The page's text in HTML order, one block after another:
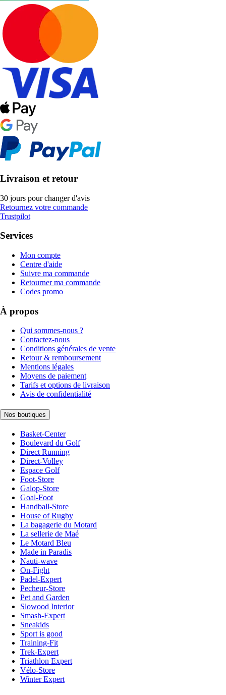
Livraison et retour
30 jours pour changer d'avis
Retournez votre commande
Trustpilot
Services
Mon compte
Centre d'aide
Suivre ma commande
Retourner ma commande
Codes promo
À propos
Qui sommes-nous ?
Contactez-nous
Conditions générales de vente
Retour & remboursement
Mentions légales
Moyens de paiement
Tarifs et options de livraison
Avis de confidentialité
Nos boutiques
Basket-Center
Boulevard du Golf
Direct Running
Direct-Volley
Espace Golf
Foot-Store
Galop-Store
Goal-Foot
Handball-Store
House of Rugby
La bagagerie du Motard
La sellerie de Maé
Le Motard Bleu
Made in Paradis
Nauti-wave
On-Fight
Padel-Expert
Pecheur-Store
Pet and Garden
Slowood Interior
Smash-Expert
Sneakids
Sport is good
Training-Fit
Trek-Expert
Triathlon Expert
Vélo-Store
Winter Expert